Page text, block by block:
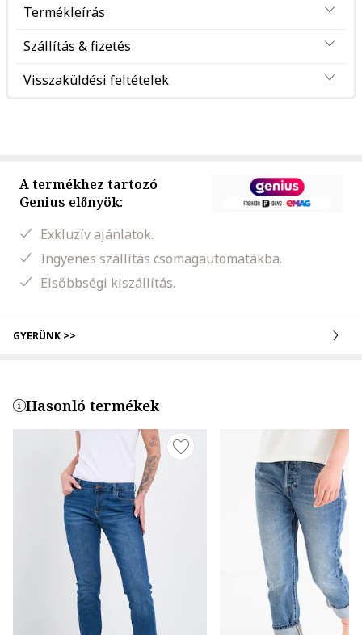
Termékleírás
Szállítás & fizetés
Visszaküldési feltételek
A termékhez tartozó
Genius előnyök:
Exkluzív ajánlatok.
Ingyenes szállítás csomagautomatákba.
Elsőbbségi kiszállítás.
GYERÜNK >>
Hasonló termékek